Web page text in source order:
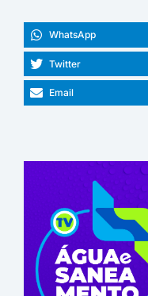
WhatsApp
Twitter
Email